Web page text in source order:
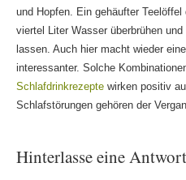
und Hopfen. Ein gehäufter
viertel Liter Wasser überbrühen
lassen. Auch hier macht wieder
interessanter. Solche
Schlafdrinkrezeptewirken positiv
Schlafstörungen gehören der
Hinterlasse eine Antwort